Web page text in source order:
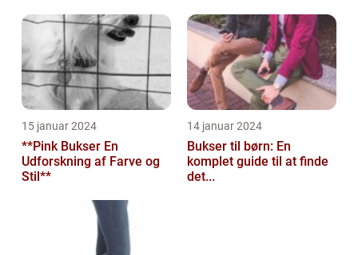
15 januar 2024
**Pink Bukser En
Udforskning af Farve og
Stil**
14 januar 2024
Bukser til børn: En
komplet guide til at finde
det...